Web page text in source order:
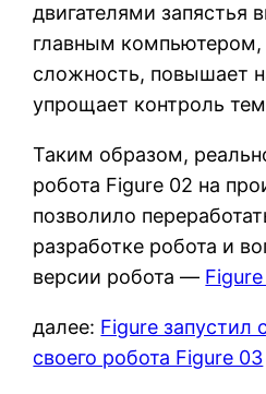
двигателями запястья
главным компьютером,
сложность, повышает
упрощает контроль
Таким образом,
робота Figure 02 на
позволило
разработке робота и
версии робота —
далее: Figure запустил
своего робота Figure 03